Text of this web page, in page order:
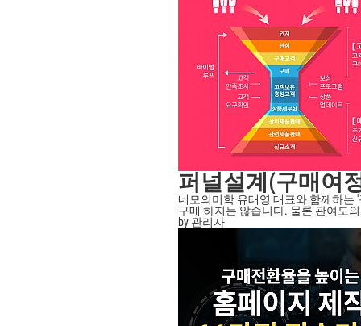
퍼널설계(구매여
네모의미학 유태영 대표와 함께하는
구매 하지는 않습니다. 물론 관여도
by 관리자